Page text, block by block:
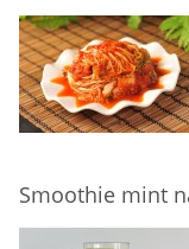
Smoothie mint